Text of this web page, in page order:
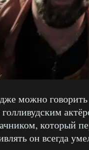
можно говорить
который
он всегда